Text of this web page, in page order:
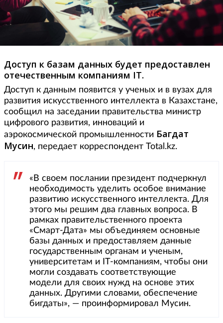
Доступ к базам данных будет предоставлен
отечественным компаниям IT.
Доступ к данным появится у ученых и в вузах для
развития искусственного интеллекта в Казахстане,
сообщил на заседании правительства министр
цифрового развития, инноваций и
аэрокосмической промышленности Багдат
Мусин, передает корреспондент Total.kz.
«В своем послании президент подчеркнул
необходимость уделить особое внимание
развитию искусственного интеллекта. Для
этого мы решим два главных вопроса. В
рамках правительственного проекта
«Смарт-Дата» мы объединяем основные
базы данных и предоставляем данные
государственным органам и ученым,
университетам и IT-компаниям, чтобы они
могли создавать соответствующие
модели для своих нужд на основе этих
данных. Другими словами, обеспечение
бигдаты», — проинформировал Мусин.